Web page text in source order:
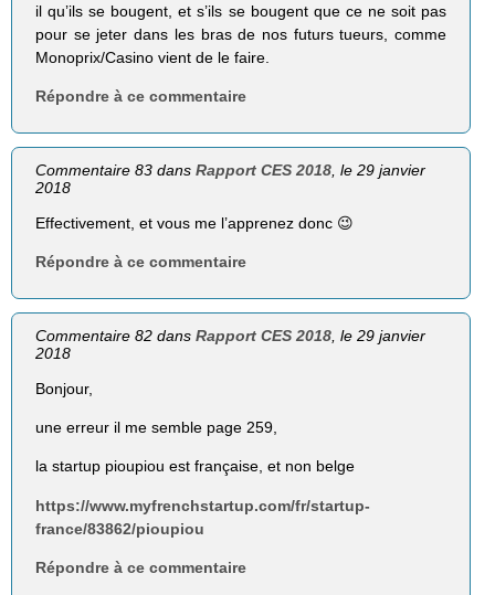
il qu’ils se bougent, et s’ils se bougent que ce ne soit pas
pour se jeter dans les bras de nos futurs tueurs, comme
Monoprix/Casino vient de le faire.
Répondre à ce commentaire
Commentaire 83 dansRapport CES 2018 , le 29 janvier
2018
Effectivement, et vous me l’apprenez donc 😉
Répondre à ce commentaire
Commentaire 82 dansRapport CES 2018, le 29 janvier
2018
Bonjour,
une erreur il me semble page 259,
la startup pioupiou est française, et non belge
https://www.myfrenchstartup.com/fr/startup-
france/83862/pioupiou
Répondre à ce commentaire